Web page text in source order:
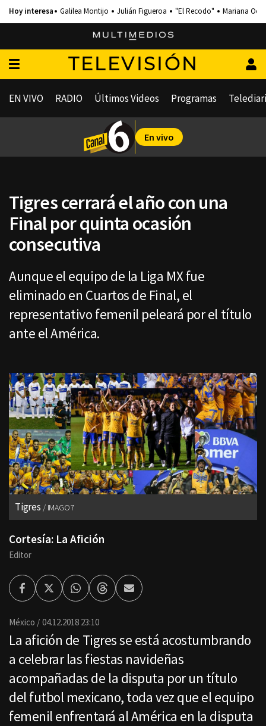
Galilea Montijo Julián Figueroa "El Recodo" Mariana
TELEVISIÓN
EN VIVO RADIO Últimos Videos Programas
En vivo
Tigres cerrará el año con una
Final por quinta ocasión
consecutiva
Aunque el equipo de la Liga MX fue
eliminado en Cuartos de Final, el
representativo femenil peleará por el título
ante el América.
Tigres IMAGO7
Cortesía: La Afición
Editor
FacebookTwitterWhatsappThreadsEnviar
por
México 04.12.2018 23:10
La afición de Tigres se está acostumbrando
a celebrar las fiestas navideñas
acompañadas de la disputa por un título
del futbol mexicano, toda vez que el equipo
femenil enfrentará al América en la disputa